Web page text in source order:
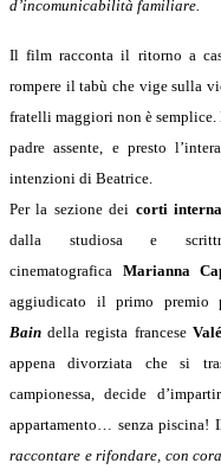
d’incomunicabilità familiare.
Il film racconta il ritorno a
rompere il tabù che vige sulla
fratelli maggiori non è
padre assente, e presto
intenzioni di Beatrice.
Per la sezione dei corti
dalla studiosa e
cinematografica Marianna
aggiudicato il primo
Bain della regista francese
appena divorziata che si
campionessa, decide
appartamento… senza piscina!
raccontare e rifondare, con